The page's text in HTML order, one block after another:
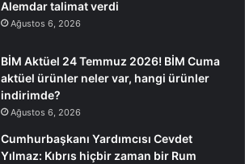
Alemdar talimat verdi
Ağustos 6, 2026
BİM Aktüel 24 Temmuz 2026! BİM Cuma
aktüel ürünler neler var, hangi ürünler
indirimde?
Ağustos 6, 2026
Cumhurbaşkanı Yardımcısı Cevdet
Yılmaz: Kıbrıs hiçbir zaman bir Rum